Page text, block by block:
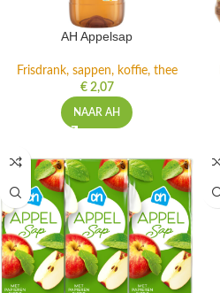
AH Appelsap
Frisdrank, sappen, koffie, thee
€2,07
NAAR AH